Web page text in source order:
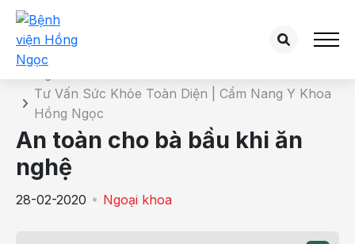
Chi tiết bài tư vấn
Tư Vấn Sức Khỏe Toàn Diện | Cẩm Nang Y Khoa
Hồng Ngọc
An toàn cho bà bầu khi ăn
nghệ
28-02-2020 Ngoại khoa